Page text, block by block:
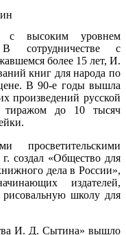
с высоким уровнем
В сотрудничестве с
более 15 лет, И.
книг для народа по
В 90-е годы вышла
произведений русской
тиражом до 10 тысяч
просветительскими
создал «Общество для
дела в России»,
издателей,
школу для
И. Д. Сытина» вышло